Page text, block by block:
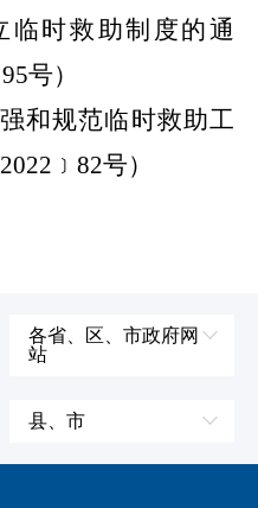
临时救助制度的通
号）
和规范临时救助工
2022﹞ 82号）
各省、区、市政府网
站
县、市
皮山县